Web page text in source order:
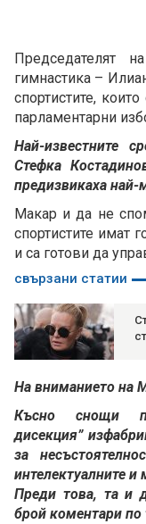
Председателят
гимнастика –
спортистите,
парламентарни
Най-известните
Стефка
предизвикаха
Макар и да не
спортистите имат
и са готови да
свързани статии
На вниманието на
Късно снощи
дисекция”
за
интелектуалните и
Преди това, та и
брой коментари по